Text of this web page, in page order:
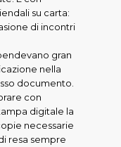
su carta:
di incontri
gran
nella
documento.
con
digitale la
necessarie
resa sempre